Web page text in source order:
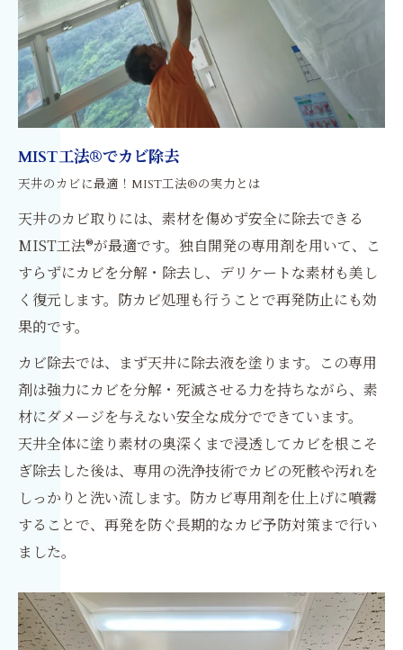
MIST工法®でカビ除去
天井のカビに最適！MIST工法®の実力とは
天井のカビ取りには、素材を傷めず安全に除去できる
MIST工法®が最適です。独自開発の専用剤を用いて、こ
すらずにカビを分解・除去し、デリケートな素材も美し
く復元します。防カビ処理も行うことで再発防止にも効
果的です。
カビ除去では、まず天井に除去液を塗ります。この専用
剤は強力にカビを分解・死滅させる力を持ちながら、素
材にダメージを与えない安全な成分でできています。
天井全体に塗り素材の奥深くまで浸透してカビを根こそ
ぎ除去した後は、専用の洗浄技術でカビの死骸や汚れを
しっかりと洗い流します。防カビ専用剤を仕上げに噴霧
することで、再発を防ぐ長期的なカビ予防対策まで行い
ました。